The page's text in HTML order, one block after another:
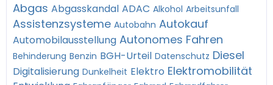
Abgas Abgasskandal ADAC Alkohol Arbeitsunfall
Assistenzsysteme Autobahn Autokauf
Automobilausstellung Autonomes Fahren
Behinderung Benzin BGH-Urteil Datenschutz Diesel
Digitalisierung Dunkelheit Elektro Elektromobilität